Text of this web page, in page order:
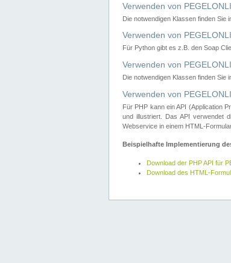
Verwenden von
Die notwendigen Klassen finden Sie
Verwenden von
Für Python gibt es z.B. den Soap
Verwenden von
Die notwendigen Klassen finden Sie
Verwenden von
Für PHP kann ein API (Application
und illustriert. Das API verwendet
Webservice in einem HTML-
Beispielhafte Implementierung
Download der PHP API für
Download des HTML-